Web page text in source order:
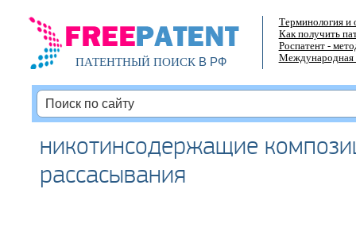
ПАТЕНТНЫЙ ПОИСКВ РФ
Терминология и
Как получить
Роспатент -
Международная
никотинсодержащие
рассасывания